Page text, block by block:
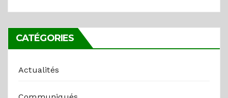
CATÉGORIES
Actualités